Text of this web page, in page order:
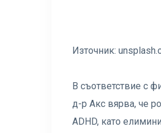
Източник:
В съответствие с
д-р Акс вярва, че
ADHD, като